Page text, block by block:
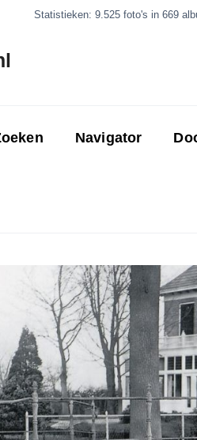
Statistieken: 9.525 foto's in 669
Navigator